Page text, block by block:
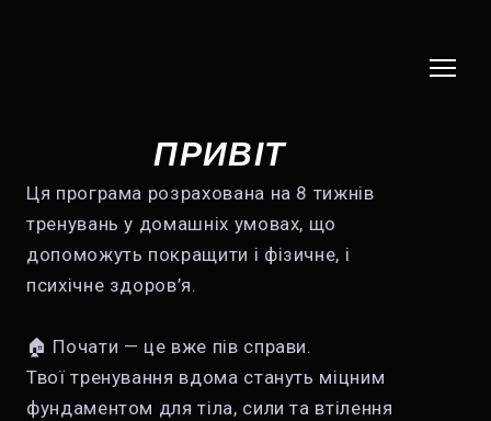
ПРИВІТ
Ця програма розрахована на 8 тижнів
тренувань у домашніх умовах, що
допоможуть покращити і фізичне, і
психічне здоров’я.
🏠 Почати — це вже пів справи.
Твої тренування вдома стануть міцним
фундаментом для тіла, сили та втілення